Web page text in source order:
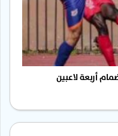
أربعة لاعبين